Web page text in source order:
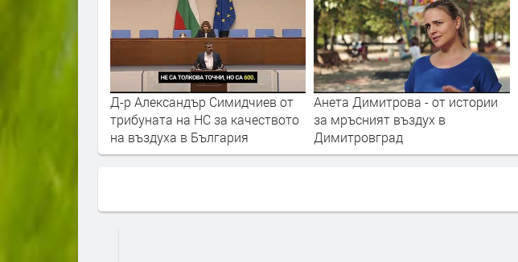
Анета Димитрова - от истории
за мръсният въздух в
Димитровград
Сливия Славова - от истории за
мръсният въздух в
Димитровград